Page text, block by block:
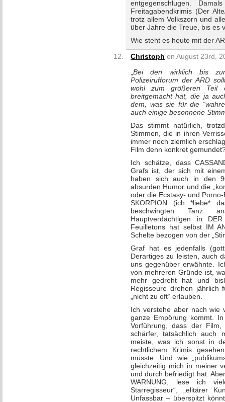
entgegenschlugen.
Freitagabendkrimis (Der
trotz allem Volkszorn und
über Jahre die Treue, bis es
Wie steht es heute mit der
Christoph on August 23rd,
Bei den wirklich bis zur
Polizeirufforum der ARD
wohl zum größeren Teil
breitgemacht hat, die ja
dem, was sie für die
auch einige besonnene
Das stimmt natürlich,
Stimmen, die in ihren
immer noch ziemlich
Film denn konkret
Ich schätze, dass
Grafs ist, der sich mit
haben sich auch in den
absurden Humor und die
oder die Ecstasy- und
SKORPION (ich *liebe*
beschwingten Tanz
Hauptverdächtigen in
Feuilletons hat selbst IM
Schelte bezogen von der
Graf hat es jedenfalls
Derartiges zu leisten, auch
uns gegenüber erwähnte.
von mehreren Gründe ist,
mehr gedreht hat und
Regisseure drehen jährlich
„nicht zu oft“ erlauben.
Ich verstehe aber nach wie
ganze Empörung kommt.
Vorführung, dass der
schärfer, tatsächlich auch
meiste, was ich sonst in
rechtlichem Krimis
müsste. Und wie
gleichzeitig mich in meiner
und durch befriedigt hat.
WARNUNG, lese ich
Starregisseur“, „elitärer
Unfassbar – überspitzt